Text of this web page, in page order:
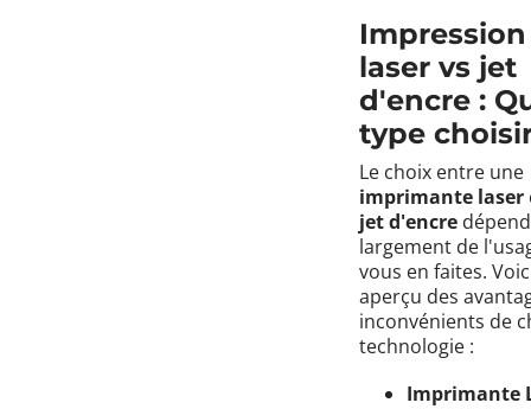
Impression
laser vs jet
d'encre :
type
Le choix entre une
imprimante laser
jet d'encre dépend
largement de
vous en faites.
aperçu des
inconvénients de
technologie :
Imprimante